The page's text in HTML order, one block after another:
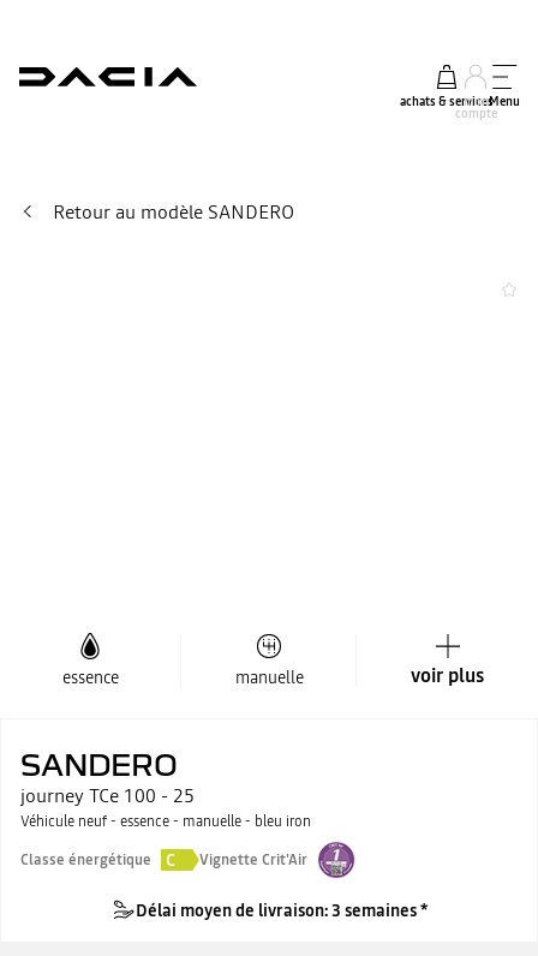
achats & services
mon
compte
Menu
Retour au modèle SANDERO
essence manuelle voir plus
SANDERO
journey TCe 100 - 25
Véhicule neuf - essence - manuelle - bleu iron
Classe énergétique
C Vignette Crit'Air
Délai moyen de livraison: 3 semaines *